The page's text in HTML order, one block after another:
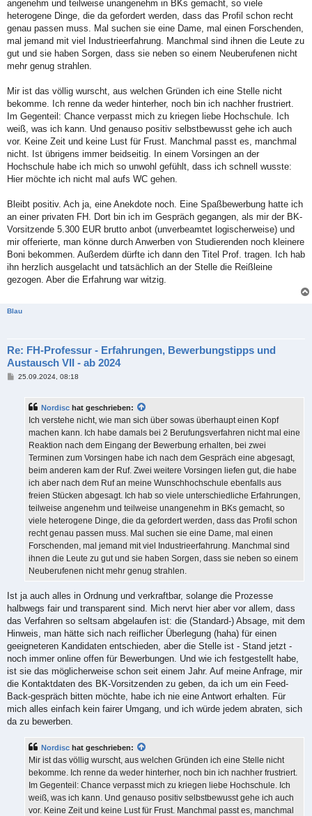
angenehm und teilweise unangenehm in BKs gemacht, so viele
heterogene Dinge, die da gefordert werden, dass das Profil schon recht
genau passen muss. Mal suchen sie eine Dame, mal einen Forschenden,
mal jemand mit viel Industrieerfahrung. Manchmal sind ihnen die Leute zu
gut und sie haben Sorgen, dass sie neben so einem Neuberufenen nicht
mehr genug strahlen.
Mir ist das völlig wurscht, aus welchen Gründen ich eine Stelle nicht
bekomme. Ich renne da weder hinterher, noch bin ich nachher frustriert.
Im Gegenteil: Chance verpasst mich zu kriegen liebe Hochschule. Ich
weiß, was ich kann. Und genauso positiv selbstbewusst gehe ich auch
vor. Keine Zeit und keine Lust für Frust. Manchmal passt es, manchmal
nicht. Ist übrigens immer beidseitig. In einem Vorsingen an der
Hochschule habe ich mich so unwohl gefühlt, dass ich schnell wusste:
Hier möchte ich nicht mal aufs WC gehen.
Bleibt positiv. Ach ja, eine Anekdote noch. Eine Spaßbewerbung hatte ich
an einer privaten FH. Dort bin ich im Gespräch gegangen, als mir der BK-
Vorsitzende 5.300 EUR brutto anbot (unverbeamtet logischerweise) und
mir offerierte, man könne durch Anwerben von Studierenden noch kleinere
Boni bekommen. Außerdem dürfte ich dann den Titel Prof. tragen. Ich hab
ihn herzlich ausgelacht und tatsächlich an der Stelle die Reißleine
gezogen. Aber die Erfahrung war witzig.
Blau
Re: FH-Professur - Erfahrungen, Bewerbungstipps und
Austausch VII - ab 2024
B25.09.2024, 08:18
Nordisc hat geschrieben:
Ich verstehe nicht, wie man sich über sowas überhaupt einen Kopf
machen kann. Ich habe damals bei 2 Berufungsverfahren nicht mal eine
Reaktion nach dem Eingang der Bewerbung erhalten, bei zwei
Terminen zum Vorsingen habe ich nach dem Gespräch eine abgesagt,
beim anderen kam der Ruf. Zwei weitere Vorsingen liefen gut, die habe
ich aber nach dem Ruf an meine Wunschhochschule ebenfalls aus
freien Stücken abgesagt. Ich hab so viele unterschiedliche Erfahrungen,
teilweise angenehm und teilweise unangenehm in BKs gemacht, so
viele heterogene Dinge, die da gefordert werden, dass das Profil schon
recht genau passen muss. Mal suchen sie eine Dame, mal einen
Forschenden, mal jemand mit viel Industrieerfahrung. Manchmal sind
ihnen die Leute zu gut und sie haben Sorgen, dass sie neben so einem
Neuberufenen nicht mehr genug strahlen.
Ist ja auch alles in Ordnung und verkraftbar, solange die Prozesse
halbwegs fair und transparent sind. Mich nervt hier aber vor allem, dass
das Verfahren so seltsam abgelaufen ist: die (Standard-) Absage, mit dem
Hinweis, man hätte sich nach reiflicher Überlegung (haha) für einen
geeigneteren Kandidaten entschieden, aber die Stelle ist - Stand jetzt -
noch immer online offen für Bewerbungen. Und wie ich festgestellt habe,
ist sie das möglicherweise schon seit einem Jahr. Auf meine Anfrage, mir
die Kontaktdaten des BK-Vorsitzenden zu geben, da ich um ein Feed-
Back-gespräch bitten möchte, habe ich nie eine Antwort erhalten. Für
mich alles einfach kein fairer Umgang, und ich würde jedem abraten, sich
da zu bewerben.
Nordisc hat geschrieben:
Mir ist das völlig wurscht, aus welchen Gründen ich eine Stelle nicht
bekomme. Ich renne da weder hinterher, noch bin ich nachher frustriert.
Im Gegenteil: Chance verpasst mich zu kriegen liebe Hochschule. Ich
weiß, was ich kann. Und genauso positiv selbstbewusst gehe ich auch
vor. Keine Zeit und keine Lust für Frust. Manchmal passt es, manchmal